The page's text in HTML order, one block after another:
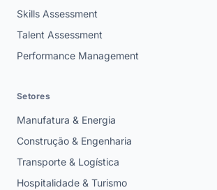
Skills Assessment
Talent Assessment
Performance Management
Setores
Manufatura & Energia
Construção & Engenharia
Transporte & Logística
Hospitalidade & Turismo